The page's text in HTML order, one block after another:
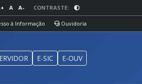
A A- CONTRASTE:
à Informação Ouvidoria
E-SIC E-OUV